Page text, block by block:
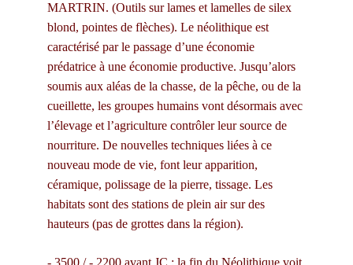
MARTRIN. (Outils sur lames et lamelles de silex
blond, pointes de flèches). Le néolithique est
caractérisé par le passage d’une économie
prédatrice à une économie productive. Jusqu’alors
soumis aux aléas de la chasse, de la pêche, ou de la
cueillette, les groupes humains vont désormais avec
l’élevage et l’agriculture contrôler leur source de
nourriture. De nouvelles techniques liées à ce
nouveau mode de vie, font leur apparition,
céramique, polissage de la pierre, tissage. Les
habitats sont des stations de plein air sur des
hauteurs (pas de grottes dans la région).
- 3500 / - 2200 avant JC : la fin du Néolithique voit